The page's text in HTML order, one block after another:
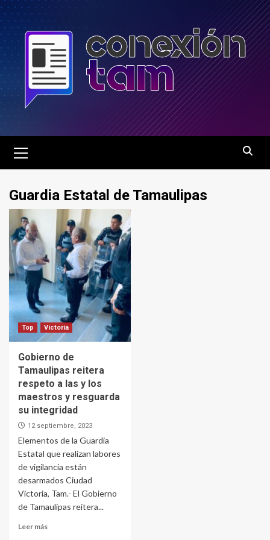
Saltar
al
contenido
principal
Guardia Estatal de Tamaulipas
Top Victoria
Gobierno de
Tamaulipas reitera
respeto a las y los
maestros y resguarda
su integridad
12 septiembre, 2023
Elementos de la Guardia
Estatal que realizan labores
de vigilancia están
desarmados Ciudad
Victoria, Tam.- El Gobierno
de Tamaulipas reitera...
Leer más